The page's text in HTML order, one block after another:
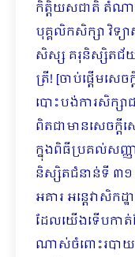
កិត្តិយសជាតិ តំណា
បុគ្គលិកសិក្សា វិទ្យ
សិស្ស គរុនិស្សិតជ័
ត្រី! [ចាប់ផ្ដើមសេ
បោះបង់ការសិក្សាជ
ពិតជាមានសេចក្
ក្នុងពិធីប្រគល់សញ្
និស្សិតជំនាន់ទី ៣១
អគារ អន្តេវាសិក
ដែលយើងទើបកា
ណាស់ចំពោះរបា